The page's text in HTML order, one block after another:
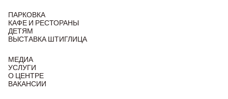
ПАРКОВКА
КАФЕ И РЕСТОРАНЫ
ДЕТЯМ
ВЫСТАВКА ШТИГЛИЦА
МЕДИА
УСЛУГИ
О ЦЕНТРЕ
ВАКАНСИИ